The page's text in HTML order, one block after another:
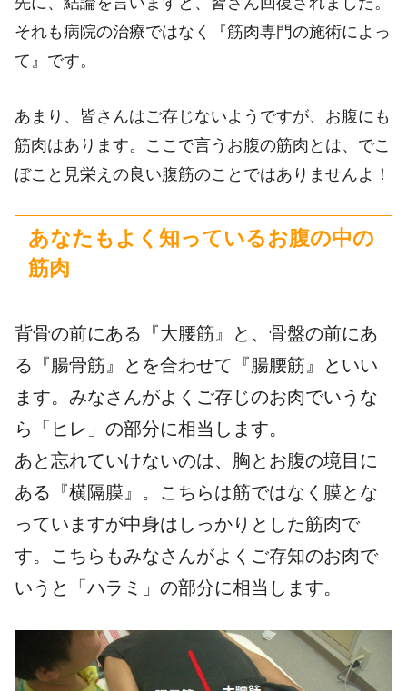
それも病院の治療ではなく『筋肉専門の施術によっ
て』です。
あまり、皆さんはご存じないようですが、お腹にも
筋肉はあります。ここで言うお腹の筋肉とは、でこ
ぼこと見栄えの良い腹筋のことではありませんよ！
あなたもよく知っているお腹の中の
筋肉
背骨の前にある『大腰筋』と、骨盤の前にあ
る『腸骨筋』とを合わせて『腸腰筋』といい
ます。みなさんがよくご存じのお肉でいうな
ら「ヒレ」の部分に相当します。
あと忘れていけないのは、胸とお腹の境目に
ある『横隔膜』。こちらは筋ではなく膜とな
っていますが中身はしっかりとした筋肉で
す。こちらもみなさんがよくご存知のお肉で
いうと「ハラミ」の部分に相当します。